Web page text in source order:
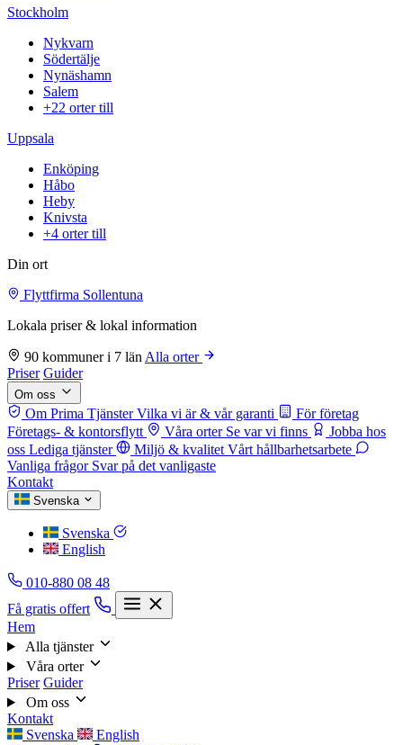
Stockholm
Nykvarn
Södertälje
Nynäshamn
Salem
+22 orter till
Uppsala
Enköping
Håbo
Heby
Knivsta
+4 orter till
Din ort
Flyttfirma Sollentuna
Lokala priser & lokal information
90 kommuner i 7 län Alla orter
Priser Guider
Om oss
Om Prima Tjänster Vilka vi är & vår garanti
För företag
Företags- & kontorsflytt
Våra orter Se var vi finns
Jobba hos
oss Lediga tjänster Miljö & kvalitet Vårt hållbarhetsarbete
Vanliga frågor Svar på det vanligaste
Kontakt
Svenska
Svenska
English
010-880 08 48
Få gratis offert
Hem
Alla tjänster
Våra orter
Priser Guider
Om oss
Kontakt
Svenska
English